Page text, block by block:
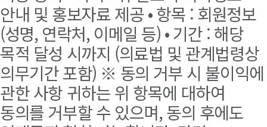
안내 및 홍보자료 제공 • 항목 : 회원정보
(성명, 연락처, 이메일 등) • 기간 : 해당
목적 달성 시까지 (의료법 및 관계법령상
의무기간 포함) ※ 동의 거부 시 불이익에
관한 사항 귀하는 위 항목에 대하여
동의를 거부할 수 있으며, 동의 후에도